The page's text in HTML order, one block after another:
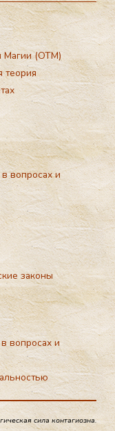
Магии (ОТМ)
теория
вопросах и
законы
вопросах и
сила контагиозна.